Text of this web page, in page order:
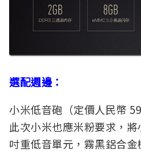
選配週邊：
小米低音砲（定價人民幣
此次小米也應米粉要求，
吋重低音單元，霧黑鋁合